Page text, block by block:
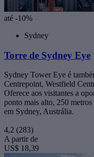
até -10%
Sydney
Torre de Sydney Eye
Sydney Tower Eye é
Centrepoint, Westfield
Oferece aos visitantes a
ponto mais alto, 250
em Sydney, Austrália.
4,2 (283)
A partir de
US$ 18,39